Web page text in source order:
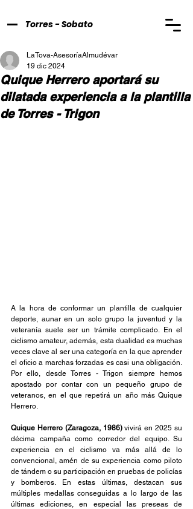
Torres - Sobato
Quique Herrero aportará su
dilatada experiencia a la plantilla
de Torres - Trigon
LaTova-AsesoríaAlmudévar
19 dic 2024
A la hora de conformar un plantilla de cualquier
deporte, aunar en un solo grupo la juventud y la
veteranía suele ser un trámite complicado. En el
ciclismo amateur, además, esta dualidad es muchas
veces clave al ser una categoría en la que aprender
el oficio a marchas forzadas es casi una obligación.
Por ello, desde Torres - Trigon siempre hemos
apostado por contar con un pequeño grupo de
veteranos, en el que repetirá un año más Quique
Herrero.
Quique Herrero (Zaragoza, 1986) vivirá en 2025 su
décima campaña como corredor del equipo. Su
experiencia en el ciclismo va más allá de lo
convencional, amén de su experiencia como piloto
de tándem o su participación en pruebas de policías
y bomberos. En estas últimas, destacan sus
múltiples medallas conseguidas a lo largo de las
últimas ediciones, en especial las preseas de